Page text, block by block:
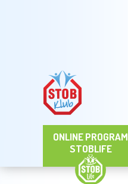
ONLINE PROGRAM
STOBLIFE